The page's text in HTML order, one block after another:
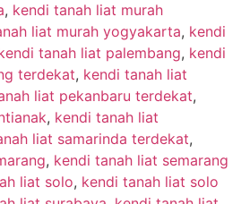
, kendi tanah liat murah
liat murah yogyakarta, kendi
tanah liat palembang, kendi
terdekat, kendi tanah liat
liat pekanbaru terdekat,
, kendi tanah liat
liat samarinda terdekat,
, kendi tanah liat semarang
liat solo, kendi tanah liat solo